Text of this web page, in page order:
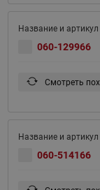
060-129966
Смотреть
060-514166